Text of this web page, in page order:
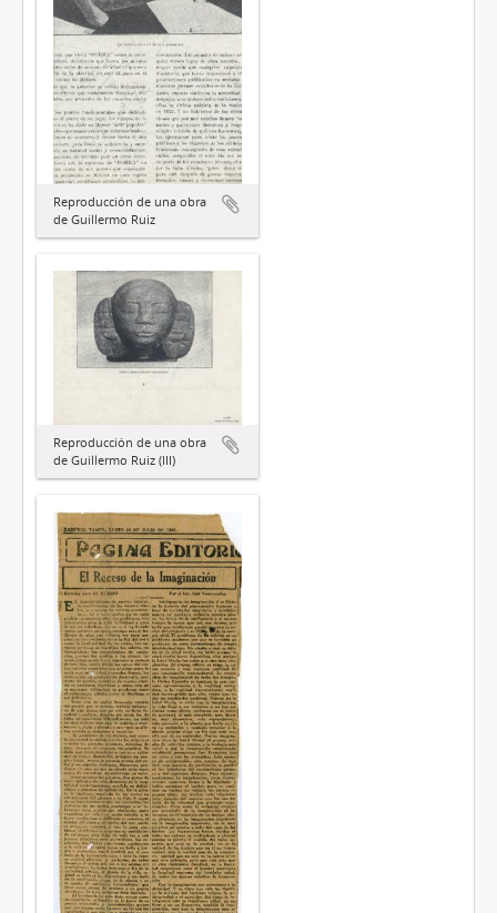
Reproducción de una obra
de Guillermo Ruiz
Reproducción de una obra
de Guillermo Ruiz (III)